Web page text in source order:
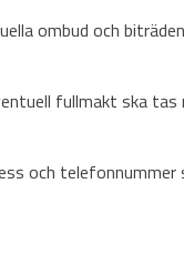
ombud och
fullmakt ska tas
och telefonnummer